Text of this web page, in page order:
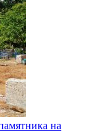
на